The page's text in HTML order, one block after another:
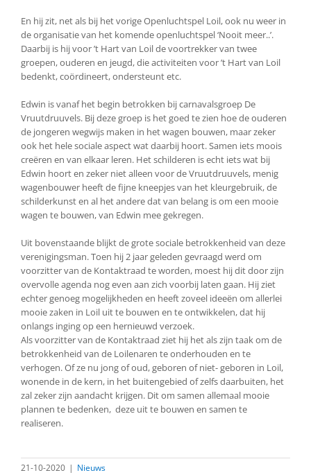
En hij zit, net als bij het vorige Openluchtspel Loil, ook nu weer in
de organisatie van het komende openluchtspel ‘Nooit meer..’.
Daarbij is hij voor ’t Hart van Loil de voortrekker van twee
groepen, ouderen en jeugd, die activiteiten voor ’t Hart van Loil
bedenkt, coördineert, ondersteunt etc.
Edwin is vanaf het begin betrokken bij carnavalsgroep De
Vruutdruuvels. Bij deze groep is het goed te zien hoe de ouderen
de jongeren wegwijs maken in het wagen bouwen, maar zeker
ook het hele sociale aspect wat daarbij hoort. Samen iets moois
creëren en van elkaar leren. Het schilderen is echt iets wat bij
Edwin hoort en zeker niet alleen voor de Vruutdruuvels, menig
wagenbouwer heeft de fijne kneepjes van het kleurgebruik, de
schilderkunst en al het andere dat van belang is om een mooie
wagen te bouwen, van Edwin mee gekregen.
Uit bovenstaande blijkt de grote sociale betrokkenheid van deze
verenigingsman. Toen hij 2 jaar geleden gevraagd werd om
voorzitter van de Kontaktraad te worden, moest hij dit door zijn
overvolle agenda nog even aan zich voorbij laten gaan. Hij ziet
echter genoeg mogelijkheden en heeft zoveel ideeën om allerlei
mooie zaken in Loil uit te bouwen en te ontwikkelen, dat hij
onlangs inging op een hernieuwd verzoek.
Als voorzitter van de Kontaktraad ziet hij het als zijn taak om de
betrokkenheid van de Loilenaren te onderhouden en te
verhogen. Of ze nu jong of oud, geboren of niet- geboren in Loil,
wonende in de kern, in het buitengebied of zelfs daarbuiten, het
zal zeker zijn aandacht krijgen. Dit om samen allemaal mooie
plannen te bedenken, deze uit te bouwen en samen te
realiseren.
21-10-2020 | Nieuws